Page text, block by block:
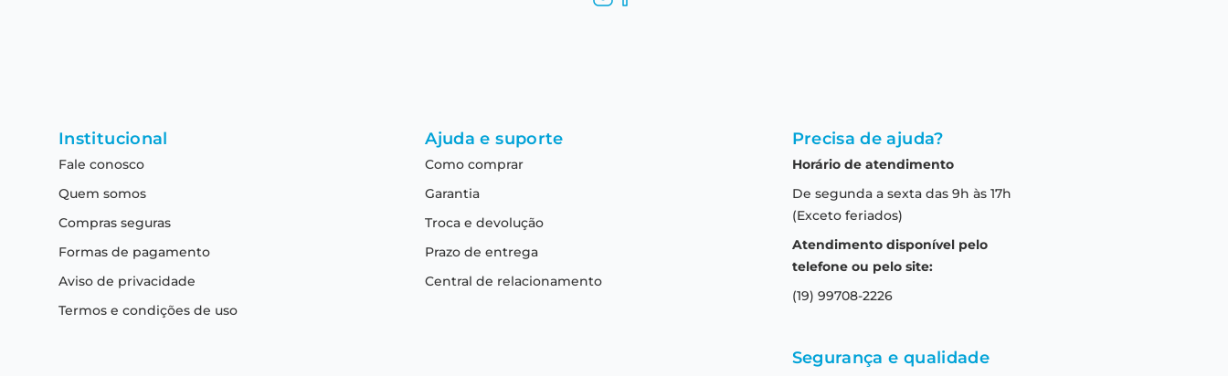
Institucional
Fale conosco
Quem somos
Compras seguras
Formas de pagamento
Aviso de privacidade
Termos e condições de uso
Ajuda e suporte
Como comprar
Garantia
Troca e devolução
Prazo de entrega
Central de relacionamento
Precisa de ajuda?
Horário de atendimento
De segunda a sexta das 9h às 17h
(Exceto feriados)
Atendimento disponível pelo
telefone ou pelo site:
(19) 99708-2226
Segurança e qualidade